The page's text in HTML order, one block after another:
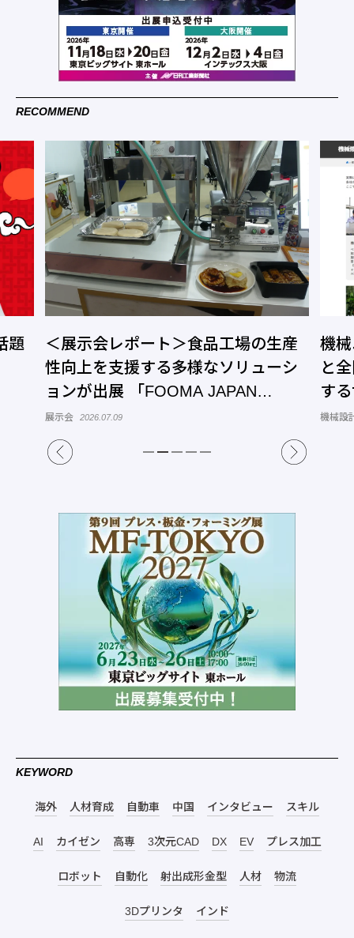
RECOMMEND
題
＜展示会レポート＞食品工場の生産
性向上を支援する多様なソリューシ
ョンが出展 「FOOMA JAPAN
2026」開催
展示会 2026.07.09
機
と
す
ト
機械設
KEYWORD
海外 人材育成 自動車 中国 インタビュー スキル
AI カイゼン 高専 3次元CAD DX EV プレス加工
ロボット 自動化 射出成形金型 人材 物流
3Dプリンタ インド